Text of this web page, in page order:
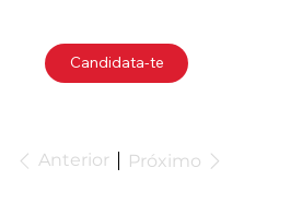
Candidata-te
Anterior Próximo